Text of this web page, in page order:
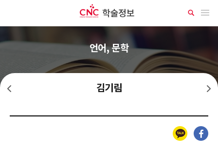
메뉴 열기
상
세
언어, 문학
김기림 김상용
카카오톡 페이스북